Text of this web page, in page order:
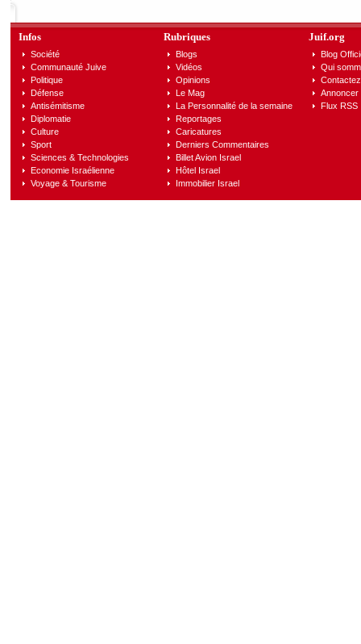
Infos
Société
Communauté Juive
Politique
Défense
Antisémitisme
Diplomatie
Culture
Sport
Sciences & Technologies
Economie Israélienne
Voyage & Tourisme
Rubriques
Blogs
Vidéos
Opinions
Le Mag
La Personnalité de la semaine
Reportages
Caricatures
Derniers Commentaires
Billet Avion Israel
Hôtel Israel
Immobilier Israel
Juif.org
Blog
Qui
Annoncer
Flux RSS